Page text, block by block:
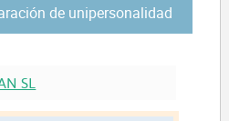
de unipersonalidad
SL